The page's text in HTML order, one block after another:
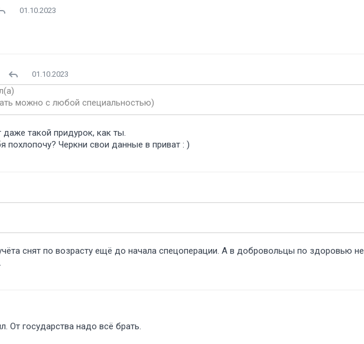
01.10.2023
01.10.2023
можно с любой специальностью)
такой придурок, как ты.
похлопочу? Черкни свои данные в приват : )
снят по возрасту ещё до начала спецоперации. А в добровольцы по здоровью не
От государства надо всё брать.